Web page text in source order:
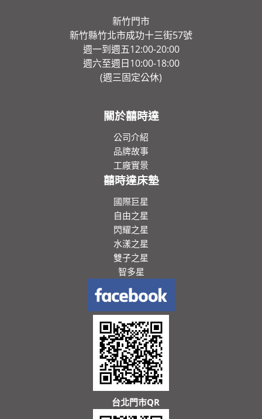
新竹門市
新竹縣竹北市成功十三街57號
週一到週五12:00-20:00
週六至週日10:00-18:00
(週三固定公休)
關於囍時達
公司介紹
品牌故事
工廠實景
囍時達床墊
國際巨星
自由之星
閃耀之星
水漾之星
雙子之星
智多星
台北門市QR